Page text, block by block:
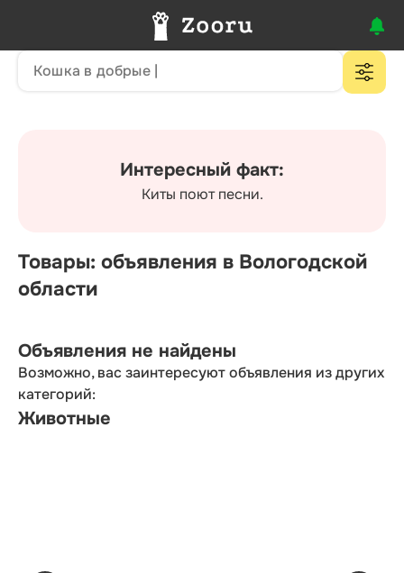
Интересный факт:
Киты поют песни.
Товары: объявления в Вологодской
области
Объявления не найдены
Возможно, вас заинтересуют объявления из других
категорий:
Животные